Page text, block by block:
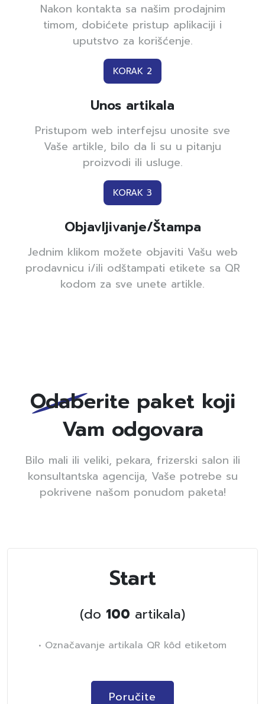
Nakon kontakta sa našim prodajnim
timom, dobićete pristup aplikaciji i
uputstvo za korišćenje.
KORAK 2
Unos artikala
Pristupom web interfejsu unosite sve
Vaše artikle, bilo da li su u pitanju
proizvodi ili usluge.
KORAK 3
Objavljivanje/Štampa
Jednim klikom možete objaviti Vašu web
prodavnicu i/ili odštampati etikete sa QR
kodom za sve unete artikle.
Odaberite paket koji
Vam odgovara
Bilo mali ili veliki, pekara, frizerski salon ili
konsultantska agencija, Vaše potrebe su
pokrivene našom ponudom paketa!
Start
(do 100 artikala)
• Označavanje artikala QR kôd etiketom
Poručite